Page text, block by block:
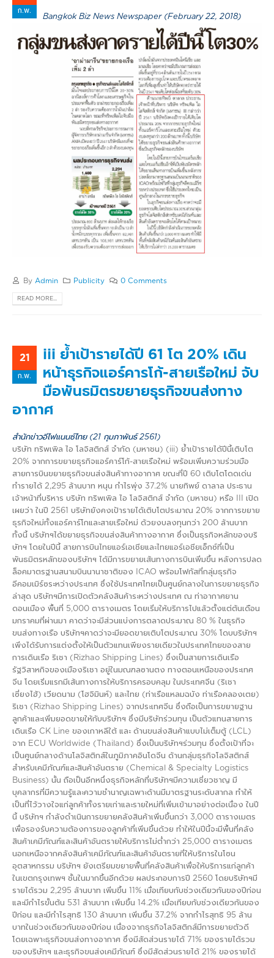
ก.พ.
Bangkok Biz News Newspaper (February 22, 2018)
By Admin Publicity 0 Comments
READ MORE...
21
ก.พ.
iii ย้ำเป้ารายได้ปี 61 โต 20% เดิน
หน้าธุรกิจแอร์คารโก้-สายเรือใหม่ จับ
มือพันธมิตรขยายธุรกิจขนส่งทาง
อากาศ
สำนักข่าวอีไฟแนนซ์ไทย (21 กุมภาพันธ์ 2561)
บริษัท ทริพเพิล ไอ โลจิสติกส์ จำกัด (มหาชน) (iii) ย้ำเป้ารายได้ปีนี้เติบโต
20% จากการขยายธุรกิจแอร์คาร์โก้-สายเรือใหม่ พร้อมเพิ่มความร่วมมือ
สายการบินขยายธุรกิจขนส่งสินค้าทางอากาศ ขณะที่ปี 60 เติบโตโดดเด่น
ทำรายได้ 2,295 ล้านบาท หนุน กำไรพุ่ง 37.2% นายทิพย์ ดาลาล ประธาน
เจ้าหน้าที่บริหาร บริษัท ทริพเพิล ไอ โลจิสติกส์ จำกัด (มหาชน) หรือ III เปิด
เผยว่า ในปี 2561 บริษัทยังคงเป้ารายได้เติบโตประมาณ 20% จากการขยาย
ธุรกิจใหม่ทั้งแอร์คาร์โกและสายเรือใหม่ ด้วยงบลงทุนกว่า 200 ล้านบาท
ทั้งนี้ บริษัทฯได้ขยายธุรกิจขนส่งสินค้าทางอากาศ ซึ่งเป็นธุรกิจหลักของบริ
ษัทฯ โดยในปีนี้ สายการบินไทยแอร์เอเชียและไทยแอร์เอชียเอ็กซ์ที่เป็น
พันธมิตรหลักของบริษัทฯ ได้มีการขยายเส้นทางการบินเพิ่มขึ้น หลังการปลด
ล็อคมาตรฐานสนามบินนานาชาติของ ICAO พร้อมโฟกัสที่กลุ่มธุรกิจ
อีคอมเมิร์ซระหว่างประเทศ ซึ่งใช้ประเทศไทยเป็นศูนย์กลางในการขยายธุรกิจ
ล่าสุด บริษัทฯมีการเปิดตัวคลังสินค้าระหว่างประเทศ ณ ท่าอากาศยาน
ดอนเมือง พื้นที่ 5,000 ตารางเมตร โดยเริ่มให้บริการไปแล้วตั้งแต่ต้นเดือน
มกราคมที่ผ่านมา คาดว่าจะมีส่วนแบ่งการตลาดประมาณ 80 % ในธุรกิจ
ขนส่งทางเรือ บริษัทฯคาดว่าจะมียอดขายเติบโตประมาณ 30% โดบบริษัทฯ
เพิ่งได้รับการแต่งตั้งให้เป็นตัวแทนเพียงรายเดียวในประเทศไทยของสาย
การเดินเรือ ริเชา (Rizhao Shipping Lines) ซึ่งเป็นสายการเดินเรือ
รัฐวิสาหกิจของเมืองริเชา อยู่ในมณฑลซานตง ทางตอนเหนือของประเทศ
จีน โดยเริ่มแรกมีเส้นทางการให้บริการครอบคลุม ในประเทศจีน (ริเชา
เซี่ยงไฮ้) เวียดนาม (โฮจิมินห์) และไทย (ท่าเรือแหลมฉบัง ท่าเรือคลองเตย)
ริเชา (Rizhao Shipping Lines) จากประเทศจีน ซึ่งถือเป็นการขยายฐาน
ลูกค้าและเพิ่มยอดขายให้กับบริษัทฯ ซึ่งมีบริษัทร่วมทุน เป็นตัวแทนสายการ
เดินเรือ CK Line ของเกาหลีใต้ และ ด้านขนส่งสินค้าแบบไม่เต็มตู้ (LCL)
จาก ECU Worldwide (Thailand) ซึ่งเป็นบริษัทฯร่วมทุน ซึ่งตั้งเป้าที่จะ
เป็นศูนย์กลางด้านโลจิสติกส์ในภูมิภาคอินโดจีน ด้านกลุ่มธุรกิจโลจิสติกส์
สำหรับเคมีภัณฑ์และสินค้าอันตราย (Chemical & Specialty Logistics
Business) นั้น ถือเป็นอีกหนึ่งธุรกิจหลักที่บริษัทฯมีความเชี่ยวชาญ มี
บุคลากรที่มีความรู้และความชำนาญเฉพาะด้านมีมาตรฐานระดับสากล ทำให้
เป็นที่ไว้วางใจแก่ลูกค้าทั้งรายเก่าและรายใหม่ที่เพิ่มเข้ามาอย่างต่อเนื่อง ในปี
นี้ บริษัทฯ กำลังดำเนินการขยายคลังสินค้าเพิ่มขึ้นกว่า 3,000 ตารางเมตร
เพื่อรองรับความต้องการของลูกค้าที่เพิ่มขึ้นด้วย ทำให้ในปีนี้จะมีพื้นที่คลัง
สินค้าเคมีภัณฑ์และสินค้าอันตรายให้บริการไม่ต่ำกว่า 25,000 ตารางเมตร
นอกเหนือจากคลังสินค้าเคมีภัณฑ์และสินค้าอันตรายที่ให้บริการในโซน
อุตสาหกรรม บริษัทฯ ยังเตรียมขยายพื้นที่คลังสินค้าเพื่อให้บริการแก่ลูกค้า
ในเขตกรุงเทพฯ ชั้นในมากขึ้นอีกด้วย ผลประกอบการปี 2560 โดยบริษัทฯมี
รายได้รวม 2,295 ล้านบาท เพิ่มขึ้น 11% เมื่อเทียบกับช่วงเดียวกันของปีก่อน
และมีกำไรขั้นต้น 531 ล้านบาท เพิ่มขึ้น 14.2% เมื่อเทียบกับช่วงเดียวกันของ
ปีก่อน และมีกำไรสุทธิ 130 ล้านบาท เพิ่มขึ้น 37.2% จากกำไรสุทธิ 95 ล้าน
บาทในช่วงเดียวกันของปีก่อน เนื่องจากธุรกิจโลจิสติกส์มีการขยายตัวดี
โดยเฉพาะธุรกิจขนส่งทางอากาศ ซึ่งมีสัดส่วนรายได้ 71% ของรายได้รวม
ของบริษัทฯ และธุรกิจขนส่งเคมีภัณฑ์ ซึ่งมีสัดส่วนรายได้ 21% ของรายได้